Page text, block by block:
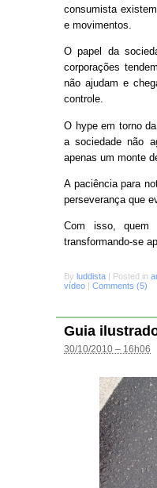
consumista
e movimentos.
O papel da
corporações
não ajudam e
controle.
O hype em torno
a sociedade não
apenas um monte
A paciência para
perseverança que
Com isso, quem
transformando-se
By luddista | Posted in
vídeo | Comments (5)
Guia
30/10/2010 – 16h06